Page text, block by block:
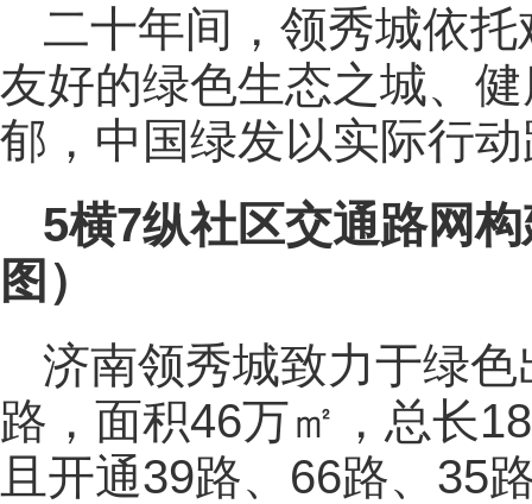
二十年间，领秀城依
友好的绿色生态之城、
郁，中国绿发以实际行
5横7纵社区交通路网
图）
济南领秀城致力于绿
路，面积46万㎡，总长
且开通39路、66路、35